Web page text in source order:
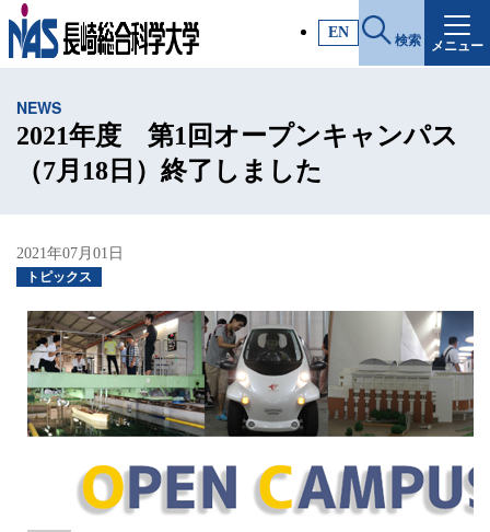
EN 検索 メニュー
施設・アクセス
入試情報
各種証明書
一般・社会人の方
企業の方
卒業生の方
NEWS
2021年度 第1回オープンキャンパス
（7月18日）終了しました
2021年07月01日
トピックス